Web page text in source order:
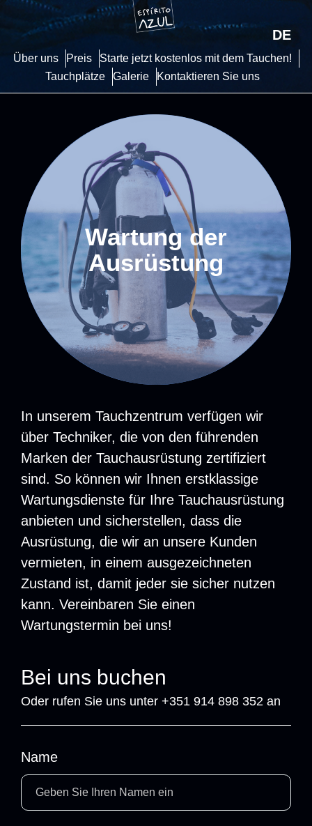
Über uns Preis
Starte jetzt kostenlos mit dem Tauchen!
Tauchplätze
Galerie Kontaktieren Sie uns
DE
Wartung der
Ausrüstung
In unserem Tauchzentrum verfügen wir
über Techniker, die von den führenden
Marken der Tauchausrüstung zertifiziert
sind. So können wir Ihnen erstklassige
Wartungsdienste für Ihre Tauchausrüstung
anbieten und sicherstellen, dass die
Ausrüstung, die wir an unsere Kunden
vermieten, in einem ausgezeichneten
Zustand ist, damit jeder sie sicher nutzen
kann. Vereinbaren Sie einen
Wartungstermin bei uns!
Bei uns buchen
Oder rufen Sie uns unter +351 914 898 352 an
Name